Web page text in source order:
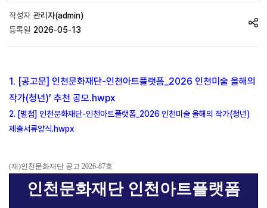
작성자 관리자(admin)
등록일 2026-05-13
1. [공고문] 인천문화재단-인천아트플랫폼_2026 인천미술 올해의
작가(청년)’ 추천 공모.hwpx
2. [별첨] 인천문화재단-인천아트플랫폼_2026 인천미술 올해의 작가(청년)
제출서류양식.hwpx
(재)인천문화재단 공고 2026-87호
인천문화재단 인천아트플랫폼